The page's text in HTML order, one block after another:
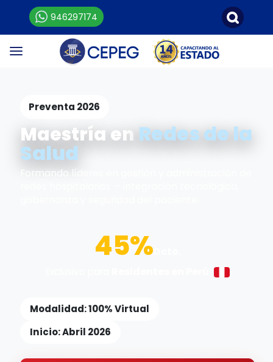
946297174
Preventa 2026
Maestría en Redes de la
Salud
Formando líderes en gestión y administración de
45%
Modalidad: 100% Virtual
Inicio: Abril 2026